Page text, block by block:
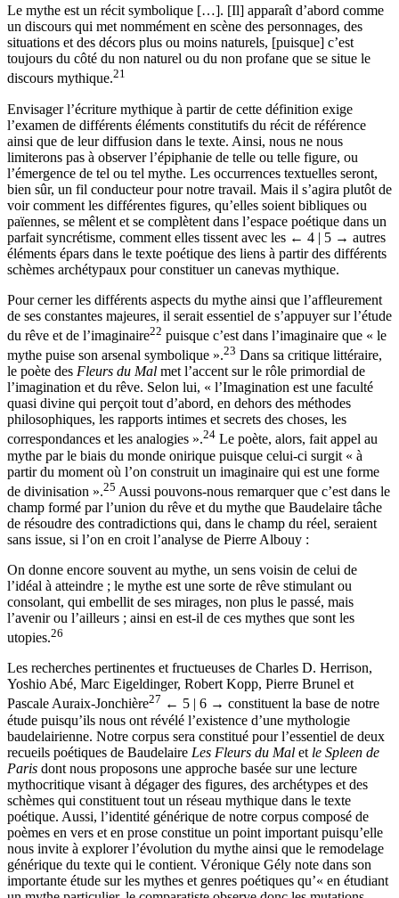
Le mythe est un récit symbolique […]. [Il] apparaît d’abord comme
un discours qui met nommément en scène des personnages, des
situations et des décors plus ou moins naturels, [puisque] c’est
toujours du côté du non naturel ou du non profane que se situe le
Envisager l’écriture mythique à partir de cette définition exige
l’examen de différents éléments constitutifs du récit de référence
ainsi que de leur diffusion dans le texte. Ainsi, nous ne nous
limiterons pas à observer l’épiphanie de telle ou telle figure, ou
l’émergence de tel ou tel mythe. Les occurrences textuelles seront,
bien sûr, un fil conducteur pour notre travail. Mais il s’agira plutôt de
voir comment les différentes figures, qu’elles soient bibliques ou
païennes, se mêlent et se complètent dans l’espace poétique dans un
parfait syncrétisme, comment elles tissent avec les← 4 | 5 →autres
éléments épars dans le texte poétique des liens à partir des différents
Pour cerner les différents aspects du mythe ainsi que l’affleurement
de ses constantes majeures, il serait essentiel de s’appuyer sur l’étude
du rêve et de l’imaginaire
puisque c’est dans l’imaginaire que « le
mythe puise son arsenal symbolique ».23Dans sa critique littéraire,
le poète desFleurs du Malmet l’accent sur le rôle primordial de
l’imagination et du rêve. Selon lui, « l’Imagination est une faculté
quasi divine qui perçoit tout d’abord, en dehors des méthodes
philosophiques, les rapports intimes et secrets des choses, les
correspondances et les analogies ».24 Le poète, alors, fait appel au
mythe par le biais du monde onirique puisque celui-ci surgit « à
partir du moment où l’on construit un imaginaire qui est une forme
de divinisation ». 25Aussi pouvons-nous remarquer que c’est dans le
champ formé par l’union du rêve et du mythe que Baudelaire tâche
de résoudre des contradictions qui, dans le champ du réel, seraient
On donne encore souvent au mythe, un sens voisin de celui de
l’idéal à atteindre ; le mythe est une sorte de rêve stimulant ou
consolant, qui embellit de ses mirages, non plus le passé, mais
l’avenir ou l’ailleurs ; ainsi en est-il de ces mythes que sont les
Les recherches pertinentes et fructueuses de Charles D. Herrison,
Yoshio Abé, Marc Eigeldinger, Robert Kopp, Pierre Brunel et
Pascale Auraix-Jonchière 27 ← 5 | 6 →constituent la base de notre
étude puisqu’ils nous ont révélé l’existence d’une mythologie
baudelairienne. Notre corpus sera constitué pour l’essentiel de deux
recueils poétiques de BaudelaireLes Fleurs du Maletle Spleen de
Parisdont nous proposons une approche basée sur une lecture
mythocritique visant à dégager des figures, des archétypes et des
schèmes qui constituent tout un réseau mythique dans le texte
poétique. Aussi, l’identité générique de notre corpus composé de
poèmes en vers et en prose constitue un point important puisqu’elle
nous invite à explorer l’évolution du mythe ainsi que le remodelage
générique du texte qui le contient. Véronique Gély note dans son